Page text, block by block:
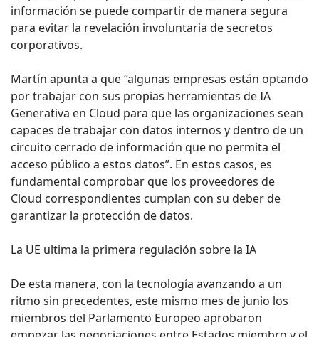
información se puede compartir de manera segura
para evitar la revelación involuntaria de secretos
corporativos.
Martín apunta a que “algunas empresas están optando
por trabajar con sus propias herramientas de IA
Generativa en Cloud para que las organizaciones sean
capaces de trabajar con datos internos y dentro de un
circuito cerrado de información que no permita el
acceso público a estos datos”. En estos casos, es
fundamental comprobar que los proveedores de
Cloud correspondientes cumplan con su deber de
garantizar la protección de datos.
La UE ultima la primera regulación sobre la IA
De esta manera, con la tecnología avanzando a un
ritmo sin precedentes, este mismo mes de junio los
miembros del Parlamento Europeo aprobaron